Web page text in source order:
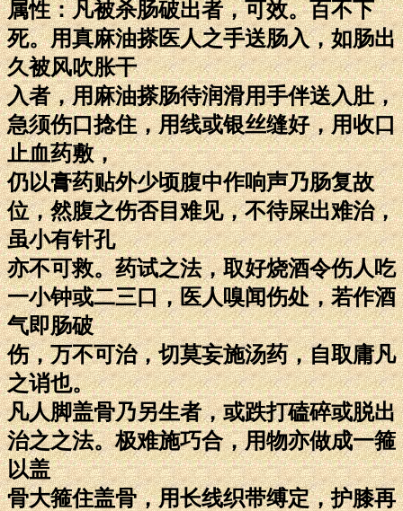
属性：凡被杀肠破出者，可效。百不下
死。用真麻油搽医人之手送肠入，如肠出
久被风吹胀干
入者，用麻油搽肠待润滑用手伴送入肚，
急须伤口捻住，用线或银丝缝好，用收口
止血药敷，
仍以膏药贴外少顷腹中作响声乃肠复故
位，然腹之伤否目难见，不待屎出难治，
虽小有针孔
亦不可救。药试之法，取好烧酒令伤人吃
一小钟或二三口，医人嗅闻伤处，若作酒
气即肠破
伤，万不可治，切莫妄施汤药，自取庸凡
之诮也。
凡人脚盖骨乃另生者，或跌打磕碎或脱出
治之之法。极难施巧合，用物亦做成一箍
以盖
骨大箍住盖骨，用长线织带缚定，护膝再